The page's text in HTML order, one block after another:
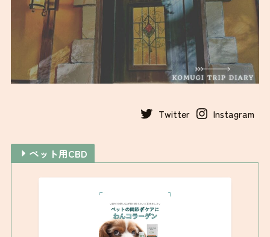
Twitter Instagram
ペット用CBD